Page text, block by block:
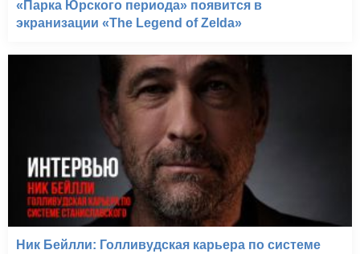
«Парка Юрского периода» появится в
экранизации «The Legend of Zelda»
Ник Бейлли: Голливудская карьера по системе